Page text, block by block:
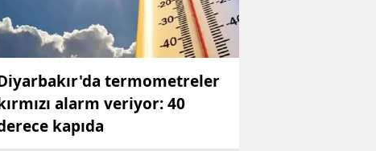
termometreler
alarm veriyor: 40
kapıda